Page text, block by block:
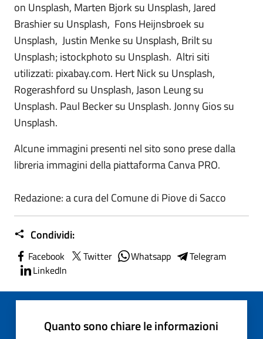
on Unsplash, Marten Bjork su Unsplash, Jared
Brashier su Unsplash, Fons Heijnsbroek su
Unsplash, Justin Menke su Unsplash, Brilt su
Unsplash; istockphoto su Unsplash. Altri siti
utilizzati: pixabay.com. Hert Nick su Unsplash,
Rogerashford su Unsplash, Jason Leung su
Unsplash. Paul Becker su Unsplash. Jonny Gios su
Unsplash.
Alcune immagini presenti nel sito sono prese dalla
libreria immagini della piattaforma Canva PRO.
Redazione: a cura del Comune di Piove di Sacco
Condividi:
Facebook Twitter Whatsapp
Telegram
LinkedIn
Quanto sono chiare le informazioni